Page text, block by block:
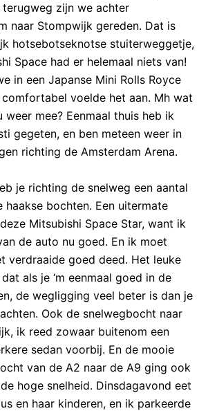
zijn we achter
naar Stompwijk gereden. Dat is
hotsebotseknotse stuiterweggetje,
Space had er helemaal niets van!
in een Japanse Mini Rolls Royce
voelde het aan. Mh wat
weer mee? Eenmaal thuis heb ik
gegeten, en ben meteen weer in
richting de Amsterdam Arena.
je richting de snelweg een aantal
haakse bochten. Een uitermate
Mitsubishi Space Star, want ik
de auto nu goed. En ik moet
verdraaide goed deed. Het leuke
als je ‘m eenmaal goed in de
de wegligging veel beter is dan je
Ook de snelwegbocht naar
ik reed zowaar buitenom een
sedan voorbij. En de mooie
van de A2 naar de A9 ging ook
hoge snelheid. Dinsdagavond eet
en haar kinderen, en ik parkeerde